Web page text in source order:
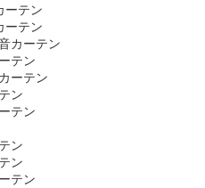
ーテン
ーテン
カーテン
テン
ーテン
ン
テン
ン
ン
テン